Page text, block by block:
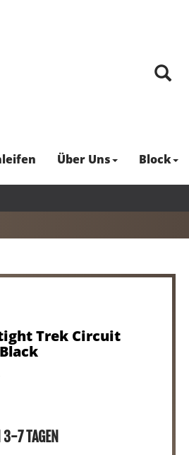
Über Uns Block
Trek Circuit
3-7 TAGEN